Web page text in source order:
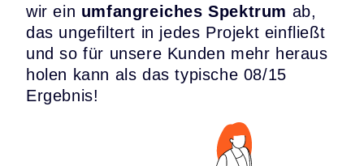
wir ein umfangreiches Spektrum ab,
das ungefiltert in jedes Projekt einfließt
und so für unsere Kunden mehr heraus
holen kann als das typische 08/15
Ergebnis!